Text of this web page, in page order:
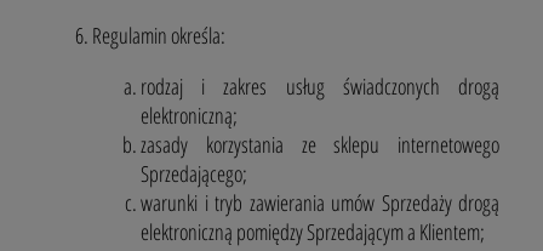
Regulamin określa:
rodzaj i zakres usług świadczonych drogą
elektroniczną;
zasady korzystania ze sklepu internetowego
Sprzedającego;
warunki i tryb zawierania umów Sprzedaży drogą
elektroniczną pomiędzy Sprzedającym a Klientem;